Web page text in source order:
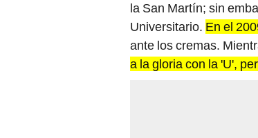
la San Martín; sin
Universitario. En el
ante los cremas.
a la gloria con la 'U',